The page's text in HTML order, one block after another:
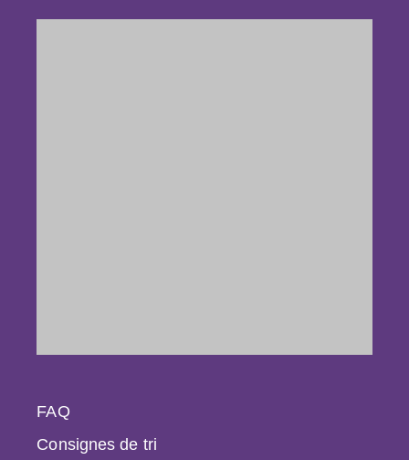
FAQ
Consignes de tri